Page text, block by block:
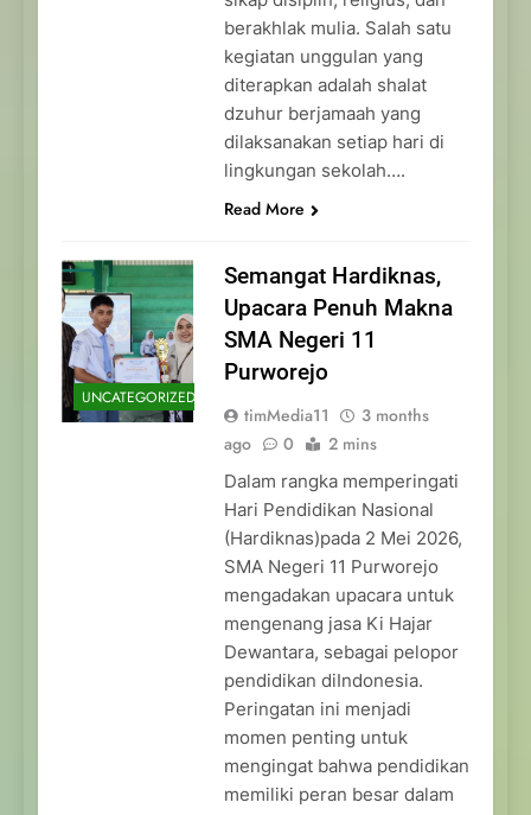
berakhlak mulia. Salah satu
kegiatan unggulan yang
diterapkan adalah shalat
dzuhur berjamaah yang
dilaksanakan setiap hari di
lingkungan sekolah….
Read More
UNCATEGORIZED
Semangat Hardiknas,
Upacara Penuh Makna
SMA Negeri 11
Purworejo
timMedia11
3 months
ago
0 2 mins
Dalam rangka memperingati
Hari Pendidikan Nasional
(Hardiknas)pada 2 Mei 2026,
SMA Negeri 11 Purworejo
mengadakan upacara untuk
mengenang jasa Ki Hajar
Dewantara, sebagai pelopor
pendidikan diIndonesia.
Peringatan ini menjadi
momen penting untuk
mengingat bahwa pendidikan
memiliki peran besar dalam